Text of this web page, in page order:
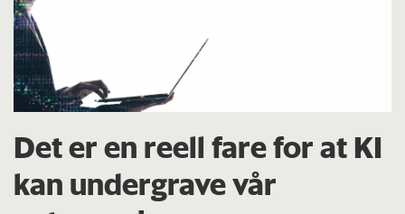
Det er en reell fare for at KI
kan undergrave vår